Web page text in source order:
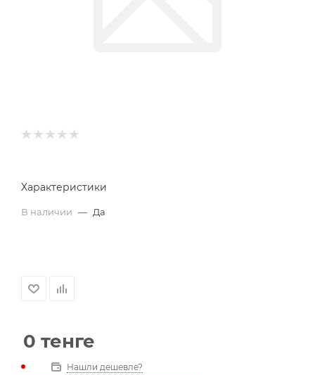
Характеристики
В наличии — Да
0 тенге
Нашли дешевле?